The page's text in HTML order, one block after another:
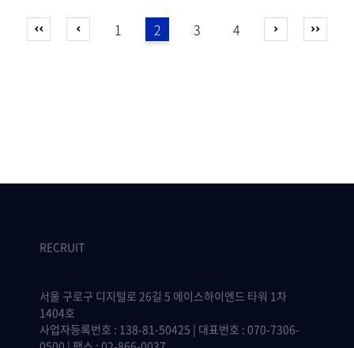
1 2 3 4
RECRUIT
서울 구로구 디지털로 26길 5 에이스하이엔드 타워 1차
1404호
사업자등록번호 : 138-81-50425 | 대표번호 : 070-7306-